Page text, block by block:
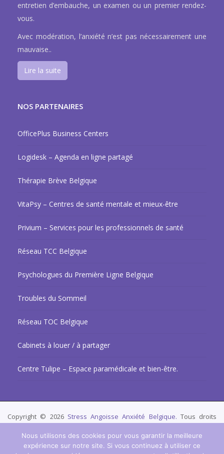
entretien d’embauche, un examen ou un premier rendez-
vous.
Avec modération, l’anxiété n’est pas nécessairement une
mauvaise..
Lire la suite
NOS PARTENAIRES
OfficePlus Business Centers
Logidesk – Agenda en ligne partagé
Thérapie Brève Belgique
VitaPsy – Centres de santé mentale et mieux-être
Privium – Services pour les professionnels de santé
Réseau TCC Belgique
Psychologues du Première Ligne Belgique
Troubles du Sommeil
Réseau TOC Belgique
Cabinets à louer / à partager
Centre Tulipe – Espace paramédicale et bien-être.
Copyright © 2026 Stress Angoisse Anxiété Belgique. Tous droits
psychologues, psychotherapeutes et hypnotherapeutes.
Nous utilisons des cookies pour vous garantir la meilleure
expérience sur notre site. Si vous continuez à utiliser ce